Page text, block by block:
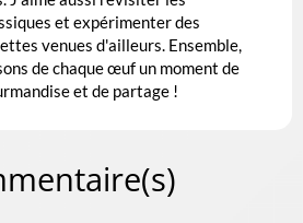
et expérimenter des
venues d'ailleurs. Ensemble,
de chaque œuf un moment de
et de partage !